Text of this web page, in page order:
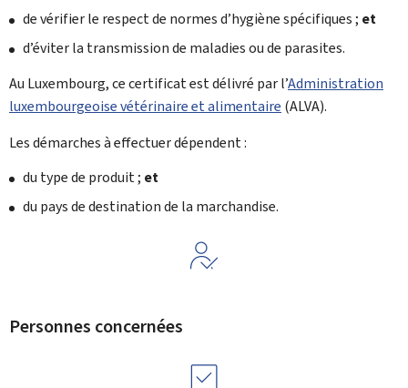
de vérifier le respect de normes d’hygiène spécifiques ; et
d’éviter la transmission de maladies ou de parasites.
Au Luxembourg, ce certificat est délivré par l’Administration
luxembourgeoise vétérinaire et alimentaire (ALVA).
Les démarches à effectuer dépendent :
du type de produit ; et
du pays de destination de la marchandise.
Personnes concernées